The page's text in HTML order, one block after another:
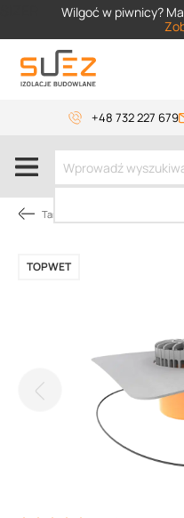
Wilgoć w piwnicy?
+48 732 227 679
Tarasy i balkony
TOPWET